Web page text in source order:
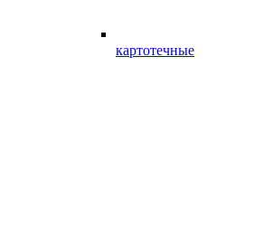
картотечные